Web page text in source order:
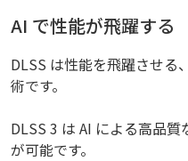
AI で性能が飛躍する
DLSS は性能を飛躍させる
術です。
DLSS 3 は AI による高品
が可能です。